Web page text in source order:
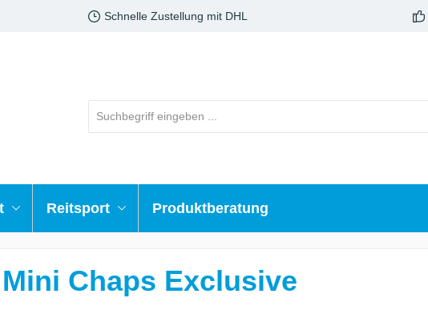
Schnelle Zustellung mit DHL
Reitsport Produktberatung
Chaps Exclusive